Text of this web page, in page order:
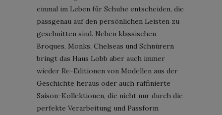
einmal im Leben für Schuhe entscheiden, die
passgenau auf den persönlichen Leisten zu
geschnitten sind. Neben klassischen
Broques, Monks, Chelseas und Schnürern
bringt das Haus Lobb aber auch immer
wieder Re-Editionen von Modellen aus der
Geschichte heraus oder auch raffinierte
Saison-Kollektionen, die nicht nur durch die
perfekte Verarbeitung und Passform